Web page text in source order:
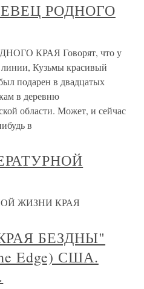
РОДНОГО
КРАЯ Говорят, что у
Кузьмы красивый
подарен в двадцатых
в деревню
области. Может, и сейчас
в
ЖИЗНИ КРАЯ
БЕЗДНЫ"
Edge) США.